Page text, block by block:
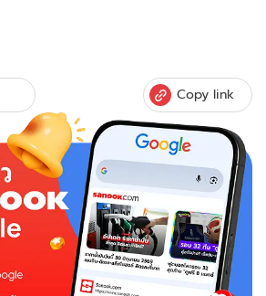
Copy link